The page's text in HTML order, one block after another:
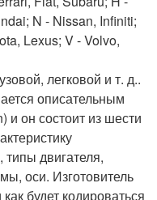
N - Nissan, Infiniti;
Lexus; V - Volvo,
легковой и т. д..
описательным
и он состоит из шести
типы двигателя,
оси. Изготовитель
будет кодироваться